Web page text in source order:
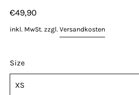
€49,90
inkl. MwSt. zzgl. Versandkosten
Size